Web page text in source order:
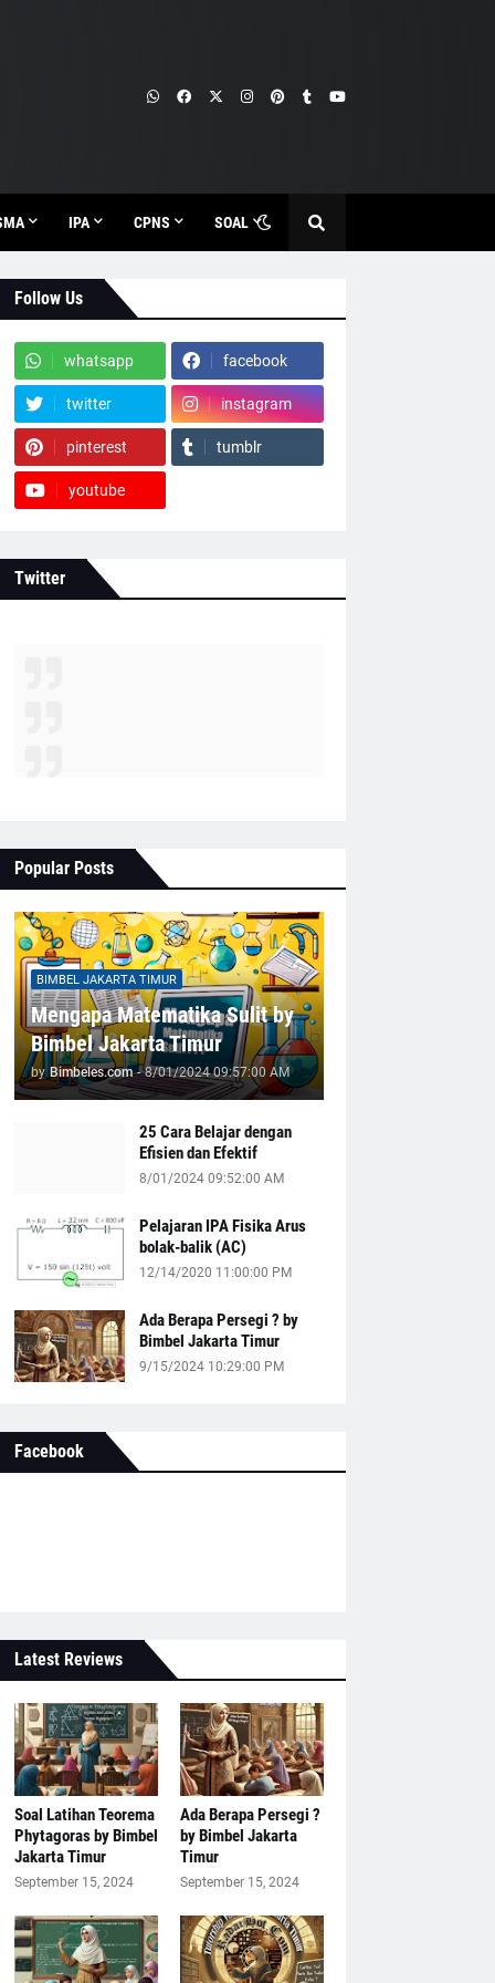
IPA CPNS SOAL
Follow Us
whatsapp facebook
twitter instagram
pinterest tumblr
youtube
Twitter
Popular Posts
BIMBEL JAKARTA TIMUR
Mengapa Matematika Sulit by
Bimbel Jakarta Timur
by Bimbeles.com - 8/01/2024 09:57:00 AM
25 Cara Belajar dengan
Efisien dan Efektif
8/01/2024 09:52:00 AM
Pelajaran IPA Fisika Arus
bolak-balik (AC)
12/14/2020 11:00:00 PM
Ada Berapa Persegi ? by
Bimbel Jakarta Timur
9/15/2024 10:29:00 PM
Facebook
Latest Reviews
Soal Latihan Teorema
Phytagoras by Bimbel
Jakarta Timur
September 15, 2024
Ada Berapa Persegi ?
by Bimbel Jakarta
Timur
September 15, 2024